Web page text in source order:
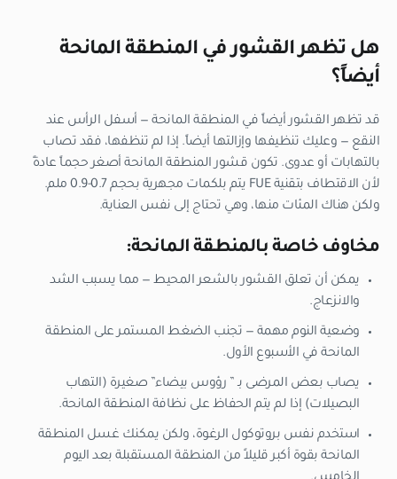
هل تظهر القشور في المنطقة المانحة
أيضاً؟
قد تظهر القشور أيضاً في المنطقة المانحة — أسفل الرأس عند
النقع — وعليك تنظيفها وإزالتها أيضاً. إذا لم تنظفها، فقد تصاب
بالتهابات أو عدوى. تكون قشور المنطقة المانحة أصغر حجماً عادةً
لأن الاقتطاف بتقنية FUE يتم بلكمات مجهرية بحجم 0.7-0.9 ملم.
ولكن هناك المئات منها، وهي تحتاج إلى نفس العناية.
مخاوف خاصة بالمنطقة المانحة:
يمكن أن تعلق القشور بالشعر المحيط — مما يسبب الشد
والانزعاج.
وضعية النوم مهمة — تجنب الضغط المستمر على المنطقة
المانحة في الأسبوع الأول.
يصاب بعض المرضى بـ ” رؤوس بيضاء” صغيرة (التهاب
البصيلات) إذا لم يتم الحفاظ على نظافة المنطقة المانحة.
استخدم نفس بروتوكول الرغوة، ولكن يمكنك غسل المنطقة
المانحة بقوة أكبر قليلاً من المنطقة المستقبلة بعد اليوم